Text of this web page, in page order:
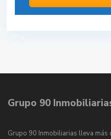
Grupo 90
Grupo 90 Inmobiliarias lleva